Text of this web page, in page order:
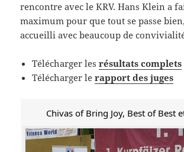
rencontre avec le KRV. Hans Klein a
maximum pour que tout se passe
accueilli avec beaucoup de
Télécharger lesrésultats complets
Télécharger lerapport des juges
Chivas of Bring Joy, Best of Best